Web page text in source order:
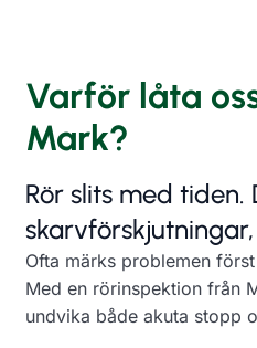
Varför låta
Mark?
Rör slits med tiden.
Ofta märks problemen
Med en rörinspektion från
undvika både akuta stopp